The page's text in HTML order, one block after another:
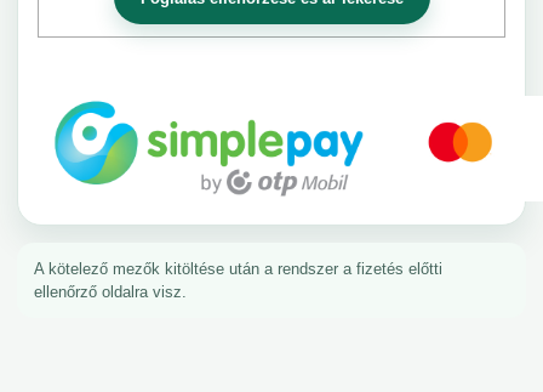
A kötelező mezők kitöltése után a rendszer a fizetés előtti
ellenőrző oldalra visz.